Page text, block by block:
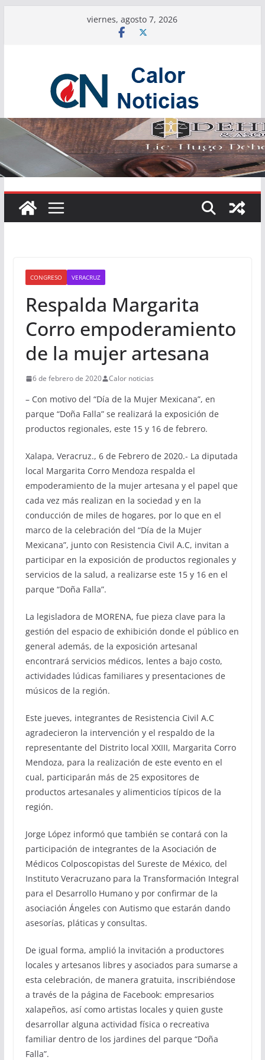
viernes, agosto 7, 2026
CONGRESO VERACRUZ
Respalda Margarita
Corro empoderamiento
de la mujer artesana
6 de febrero de 2020 Calor noticias
– Con motivo del “Día de la Mujer Mexicana”, en
parque “Doña Falla” se realizará la exposición de
productos regionales, este 15 y 16 de febrero.
Xalapa, Veracruz., 6 de Febrero de 2020.- La diputada
local Margarita Corro Mendoza respalda el
empoderamiento de la mujer artesana y el papel que
cada vez más realizan en la sociedad y en la
conducción de miles de hogares, por lo que en el
marco de la celebración del “Día de la Mujer
Mexicana”, junto con Resistencia Civil A.C, invitan a
participar en la exposición de productos regionales y
servicios de la salud, a realizarse este 15 y 16 en el
parque “Doña Falla”.
La legisladora de MORENA, fue pieza clave para la
gestión del espacio de exhibición donde el público en
general además, de la exposición artesanal
encontrará servicios médicos, lentes a bajo costo,
actividades lúdicas familiares y presentaciones de
músicos de la región.
Este jueves, integrantes de Resistencia Civil A.C
agradecieron la intervención y el respaldo de la
representante del Distrito local XXIII, Margarita Corro
Mendoza, para la realización de este evento en el
cual, participarán más de 25 expositores de
productos artesanales y alimenticios típicos de la
región.
Jorge López informó que también se contará con la
participación de integrantes de la Asociación de
Médicos Colposcopistas del Sureste de México, del
Instituto Veracruzano para la Transformación Integral
para el Desarrollo Humano y por confirmar de la
asociación Ángeles con Autismo que estarán dando
asesorías, pláticas y consultas.
De igual forma, amplió la invitación a productores
locales y artesanos libres y asociados para sumarse a
esta celebración, de manera gratuita, inscribiéndose
a través de la página de Facebook: empresarios
xalapeños, así como artistas locales y quien guste
desarrollar alguna actividad física o recreativa
familiar dentro de los jardines del parque “Doña
Falla”.